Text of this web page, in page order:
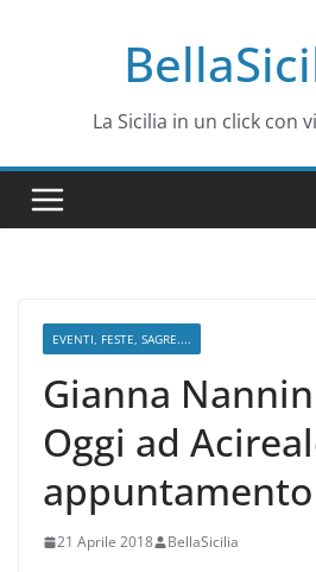
La Sicilia in un click con
EVENTI, FESTE, SAGRE....
Gianna
Oggi ad
21 Aprile 2018 BellaSicilia